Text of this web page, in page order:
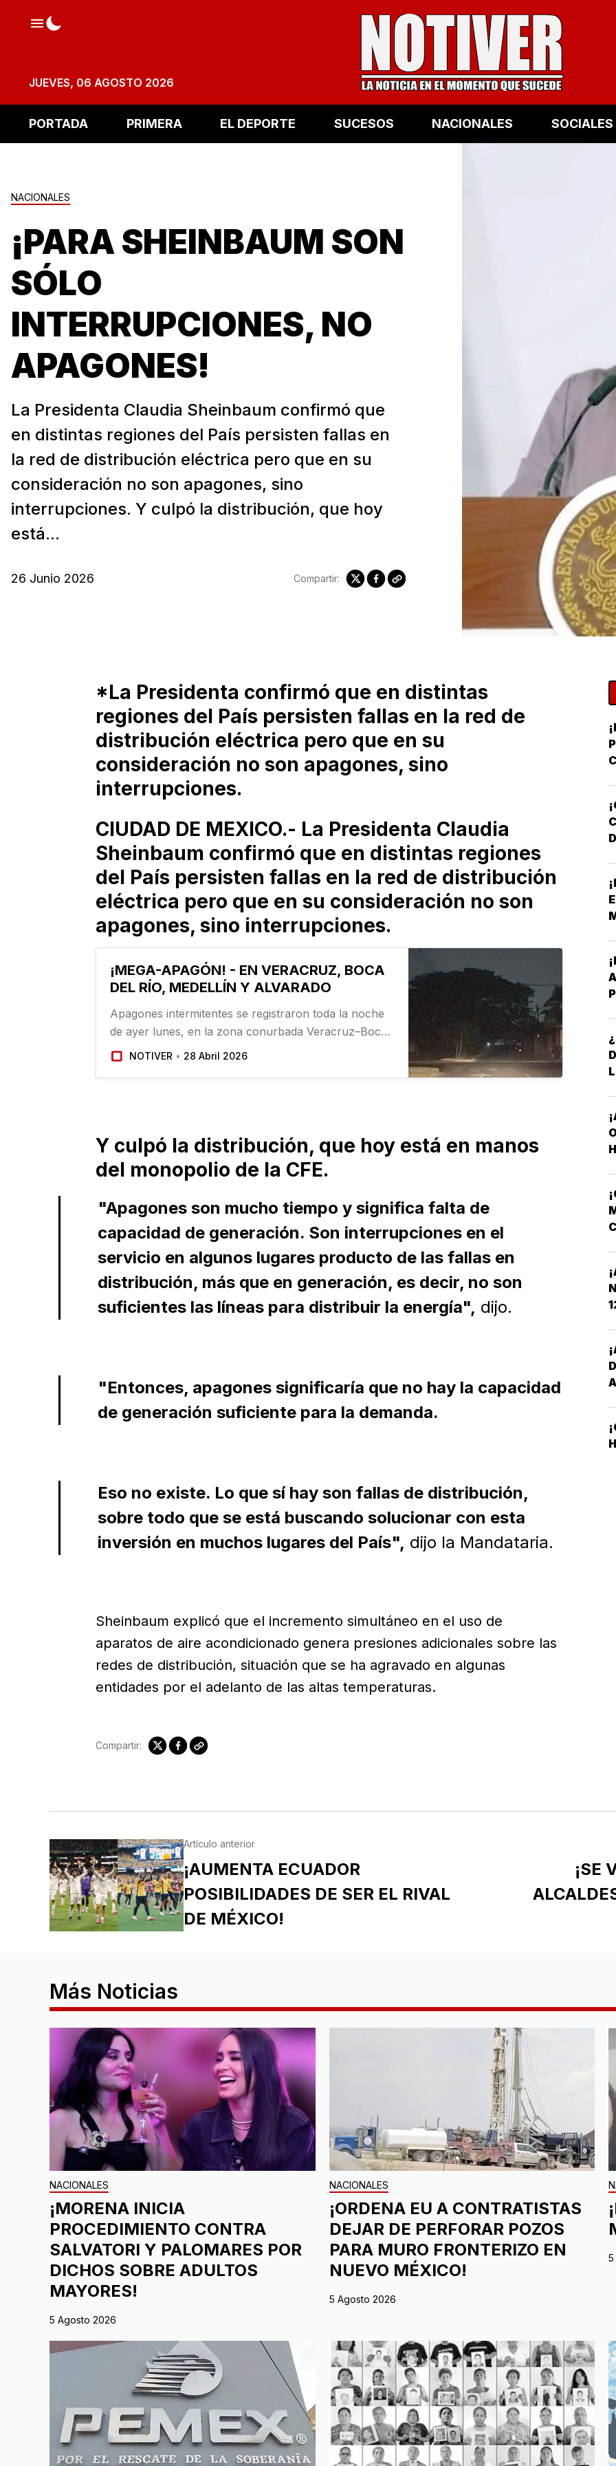
JUEVES, 06 AGOSTO 2026
PORTADA PRIMERA EL DEPORTE SUCESOS NACIONALES SOCIALES
NACIONALES
¡PARA SHEINBAUM SON
SÓLO
INTERRUPCIONES, NO
APAGONES!
La Presidenta Claudia Sheinbaum confirmó que
en distintas regiones del País persisten fallas en
la red de distribución eléctrica pero que en su
consideración no son apagones, sino
interrupciones. Y culpó la distribución, que hoy
está...
26 Junio 2026 Compartir:
*La Presidenta confirmó que en distintas
regiones del País persisten fallas en la red de
distribución eléctrica pero que en su
consideración no son apagones, sino
interrupciones.
CIUDAD DE MEXICO.- La Presidenta Claudia
Sheinbaum confirmó que en distintas regiones
del País persisten fallas en la red de distribución
eléctrica pero que en su consideración no son
apagones, sino interrupciones.
¡MEGA-APAGÓN! - EN VERACRUZ, BOCA
DEL RÍO, MEDELLÍN Y ALVARADO
Apagones intermitentes se registraron toda la noche
de ayer lunes, en la zona conurbada Veracruz–Boca
del Río–Medellín de Bravo-Alvarado, dejando sin
NOTIVER 28 Abril 2026
Y culpó la distribución, que hoy está en manos
del monopolio de la CFE.
"Apagones son mucho tiempo y significa falta de
capacidad de generación. Son interrupciones en el
servicio en algunos lugares producto de las fallas en
distribución, más que en generación, es decir, no son
suficientes las líneas para distribuir la energía", dijo.
"Entonces, apagones significaría que no hay la capacidad
de generación suficiente para la demanda.
Eso no existe. Lo que sí hay son fallas de distribución,
sobre todo que se está buscando solucionar con esta
inversión en muchos lugares del País", dijo la Mandataria.
Sheinbaum explicó que el incremento simultáneo en el uso de
aparatos de aire acondicionado genera presiones adicionales sobre las
redes de distribución, situación que se ha agravado en algunas
entidades por el adelanto de las altas temperaturas.
Compartir:
Artículo anterior
¡AUMENTA ECUADOR
POSIBILIDADES DE SER EL RIVAL
DE MÉXICO!
¡SE
Más Noticias
NACIONALES
¡MORENA INICIA
PROCEDIMIENTO CONTRA
SALVATORI Y PALOMARES POR
DICHOS SOBRE ADULTOS
MAYORES!
5 Agosto 2026
NACIONALES
¡ORDENA EU A CONTRATISTAS
DEJAR DE PERFORAR POZOS
PARA MURO FRONTERIZO EN
NUEVO MÉXICO!
5 Agosto 2026